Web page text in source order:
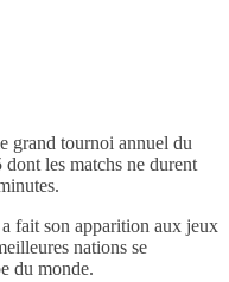
grand tournoi annuel du
les matchs ne durent
fait son apparition aux jeux
nations se
du monde.